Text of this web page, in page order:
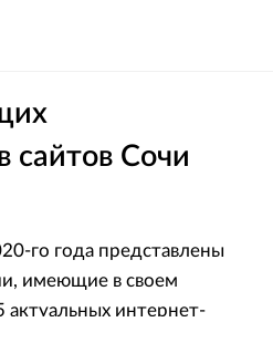
сайтов Сочи
го года представлены
имеющие в своем
интернет-